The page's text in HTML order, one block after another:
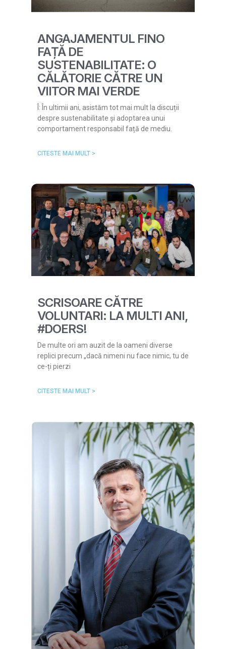
ANGAJAMENTUL FINO
FAȚĂ DE
SUSTENABILITATE: O
CĂLĂTORIE CĂTRE UN
VIITOR MAI VERDE
Î: În ultimii ani, asistăm tot mai mult la discuții
despre sustenabilitate și adoptarea unui
comportament responsabil față de mediu.
CITESTE MAI MULT >
SCRISOARE CĂTRE
VOLUNTARI: LA MULTI ANI,
#DOERS!
De multe ori am auzit de la oameni diverse
replici precum „dacă nimeni nu face nimic, tu de
ce-ți pierzi
CITESTE MAI MULT >